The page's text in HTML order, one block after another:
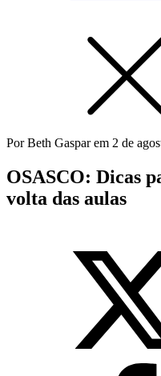
PorBeth Gasparem 2 de
OSASCO: Dicas
volta das aulas